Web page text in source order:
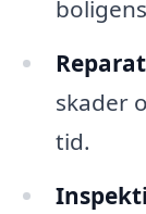
skader
tid.